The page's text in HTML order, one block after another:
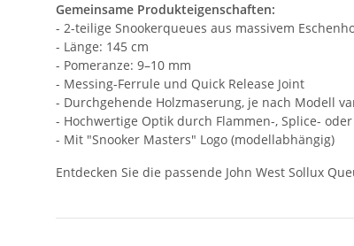
Gemeinsame Produkteigenschaften:
- 2-teilige Snookerqueues aus massivem
- Länge: 145 cm
- Pomeranze: 9–10 mm
- Messing-Ferrule und Quick Release Joint
- Durchgehende Holzmaserung, je nach Modell
- Hochwertige Optik durch Flammen-, Splice-
- Mit "Snooker Masters" Logo (modellabhängig)
Entdecken Sie die passende John West Sollux